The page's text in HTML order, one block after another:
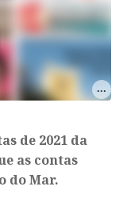
de 2021 da
as contas
do Mar.